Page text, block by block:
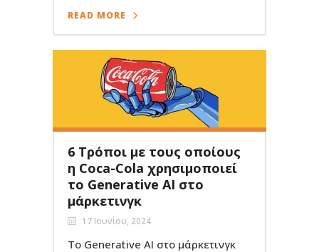
READ MORE
6 Τρόποι με τους οποίους
η Coca-Cola χρησιμοποιεί
το Generative AI στο
μάρκετινγκ
17 Ιουνίου, 2024
Το Generative AI στο μάρκετινγκ